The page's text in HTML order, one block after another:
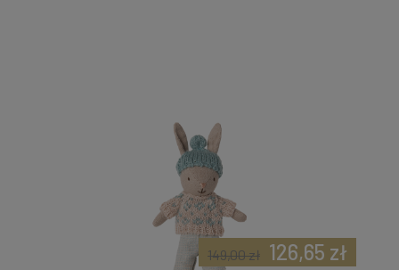
126,65 zł
149,00 zł